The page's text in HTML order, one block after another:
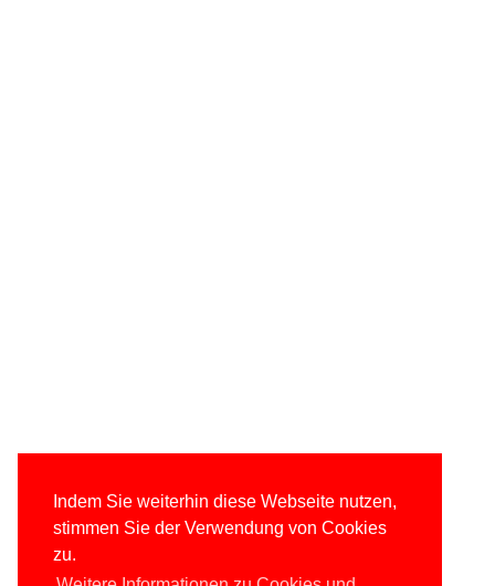
Indem Sie weiterhin diese Webseite nutzen,
stimmen Sie der Verwendung von Cookies
zu.